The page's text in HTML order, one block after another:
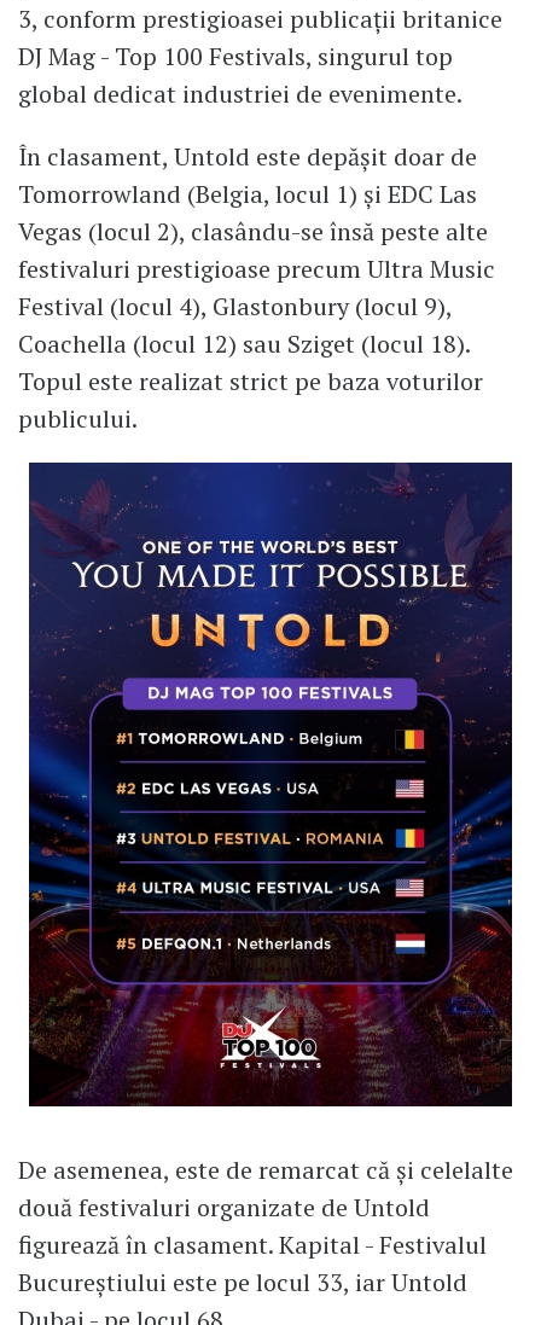
3, conform prestigioasei publicații britanice
DJ Mag - Top 100 Festivals, singurul top
global dedicat industriei de evenimente.
În clasament, Untold este depășit doar de
Tomorrowland (Belgia, locul 1) și EDC Las
Vegas (locul 2), clasându-se însă peste alte
festivaluri prestigioase precum Ultra Music
Festival (locul 4), Glastonbury (locul 9),
Coachella (locul 12) sau Sziget (locul 18).
Topul este realizat strict pe baza voturilor
publicului.
De asemenea, este de remarcat că și celelalte
două festivaluri organizate de Untold
figurează în clasament. Kapital - Festivalul
Bucureștiului este pe locul 33, iar Untold